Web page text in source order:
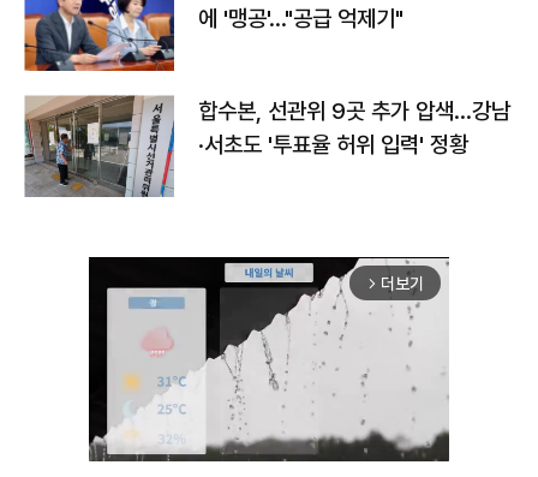
에 '맹공'…"공급 억제기"
합수본, 선관위 9곳 추가 압색…강남
·서초도 '투표율 허위 입력' 정황
arrow_forward_ios 더보기